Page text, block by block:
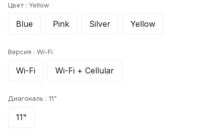
Цвет : Yellow
Blue Pink Silver Yellow
Версия : Wi-Fi
Wi-Fi Wi-Fi + Cellular
Диагональ : 11"
11"